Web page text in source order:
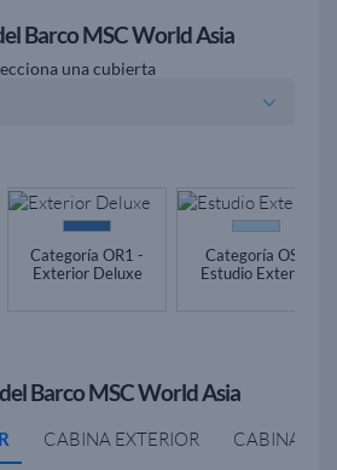
Barco MSC World Asia
una cubierta
Categoría OR1 -
Exterior Deluxe
Categoría OS -
Estudio Exterior
Barco MSC World Asia
CABINA EXTERIOR CABINA